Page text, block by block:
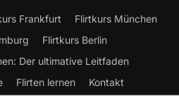
Frankfurt
Flirtkurs München
Flirtkurs Berlin
Der ultimative Leitfaden
Flirten lernen Kontakt